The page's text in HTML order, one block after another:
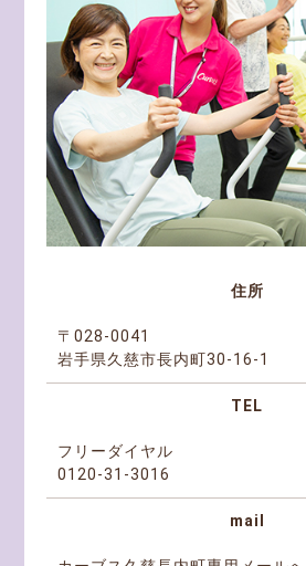
住所
〒028-0041
岩手県久慈市長内町30-16-1
TEL
フリーダイヤル
0120-31-3016
mail